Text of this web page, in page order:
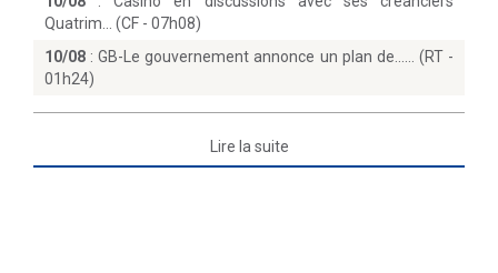
Quatrim… (CF - 07h08)
10/08 :GB-Le gouvernement annonce un plan de...… (RT -
01h24)
Lire la suite